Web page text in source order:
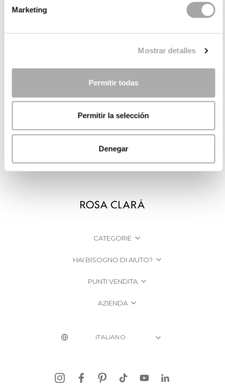
Marketing
Mostrar detalles
Permitir todas
Permitir la selección
Denegar
CATEGORIE
HAI BISOGNO DI AIUTO?
PUNTI VENDITA
AZIENDA